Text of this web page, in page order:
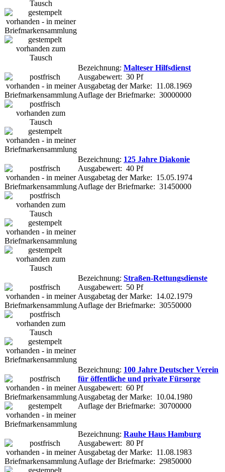
Bezeichnung: Malteser Hilfsdienst
Ausgabewert: 30 Pf
Ausgabetag der Marke: 11.08.1969
Auflage der Briefmarke: 30000000
Bezeichnung: 125 Jahre Diakonie
Ausgabewert: 40 Pf
Ausgabetag der Marke: 15.05.1974
Auflage der Briefmarke: 31450000
Bezeichnung: Straßen-Rettungsdienste
Ausgabewert: 50 Pf
Ausgabetag der Marke: 14.02.1979
Auflage der Briefmarke: 30550000
Bezeichnung: 100 Jahre Deutscher Verein
für öffentliche und private Fürsorge
Ausgabewert: 60 Pf
Ausgabetag der Marke: 10.04.1980
Auflage der Briefmarke: 30700000
Bezeichnung: Rauhe Haus Hamburg
Ausgabewert: 80 Pf
Ausgabetag der Marke: 11.08.1983
Auflage der Briefmarke: 29850000